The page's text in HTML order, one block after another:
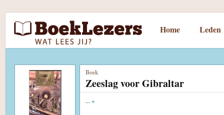
Home Leden
Boek
Zeeslag voor Gibraltar
... «